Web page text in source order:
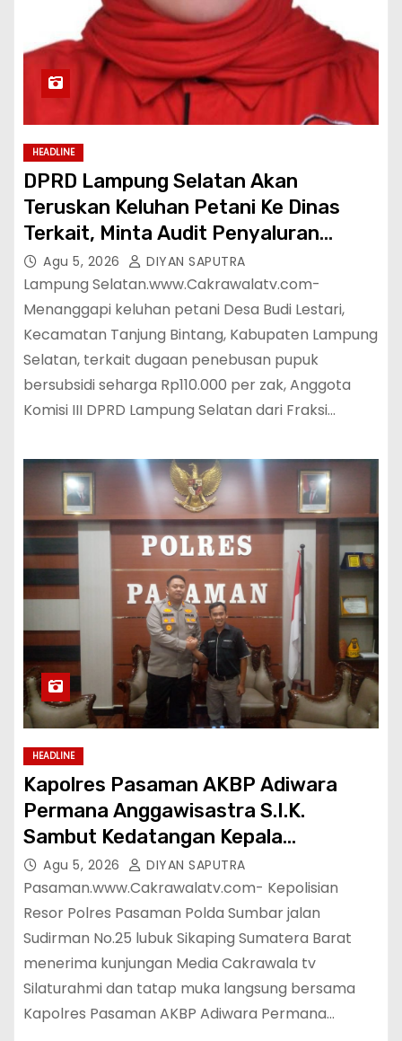
HEADLINE
DPRD Lampung Selatan Akan
Teruskan Keluhan Petani Ke Dinas
Terkait, Minta Audit Penyaluran
Pupuk Bersubsidi Di Desa Budi Lestari
Agu 5, 2026 DIYAN SAPUTRA
Lampung Selatan.www.Cakrawalatv.com-
Menanggapi keluhan petani Desa Budi Lestari,
Kecamatan Tanjung Bintang, Kabupaten Lampung
Selatan, terkait dugaan penebusan pupuk
bersubsidi seharga Rp110.000 per zak, Anggota
Komisi III DPRD Lampung Selatan dari Fraksi…
HEADLINE
Kapolres Pasaman AKBP Adiwara
Permana Anggawisastra S.I.K.
Sambut Kedatangan Kepala
Cakrawala Tv Sumatera Barat
Agu 5, 2026 DIYAN SAPUTRA
Pasaman.www.Cakrawalatv.com- Kepolisian
Resor Polres Pasaman Polda Sumbar jalan
Sudirman No.25 lubuk Sikaping Sumatera Barat
menerima kunjungan Media Cakrawala tv
Silaturahmi dan tatap muka langsung bersama
Kapolres Pasaman AKBP Adiwara Permana…